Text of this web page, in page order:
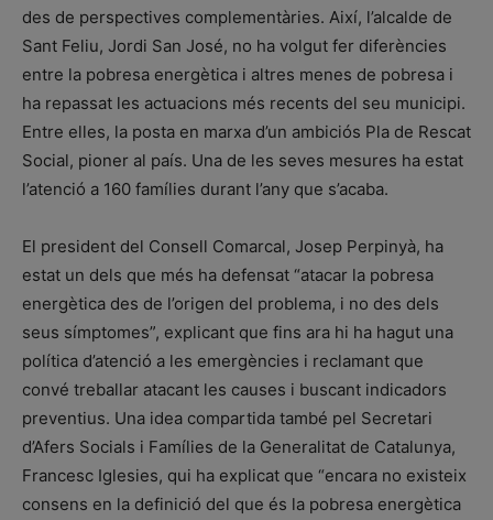
des de perspectives complementàries. Així, l’alcalde de
Sant Feliu, Jordi San José, no ha volgut fer diferències
entre la pobresa energètica i altres menes de pobresa i
ha repassat les actuacions més recents del seu municipi.
Entre elles, la posta en marxa d’un ambiciós Pla de Rescat
Social, pioner al país. Una de les seves mesures ha estat
l’atenció a 160 famílies durant l’any que s’acaba.
El president del Consell Comarcal, Josep Perpinyà, ha
estat un dels que més ha defensat “atacar la pobresa
energètica des de l’origen del problema, i no des dels
seus símptomes”, explicant que fins ara hi ha hagut una
política d’atenció a les emergències i reclamant que
convé treballar atacant les causes i buscant indicadors
preventius. Una idea compartida també pel Secretari
d’Afers Socials i Famílies de la Generalitat de Catalunya,
Francesc Iglesies, qui ha explicat que “encara no existeix
consens en la definició del que és la pobresa energètica